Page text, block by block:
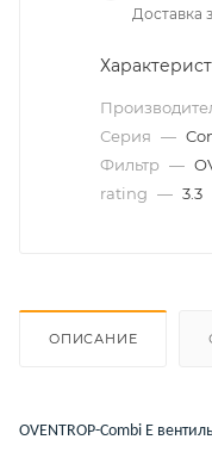
Доставка
Серия —
Фильтр —
rating — 3.3
ОПИСАНИЕ
OVENTROP-Combi E